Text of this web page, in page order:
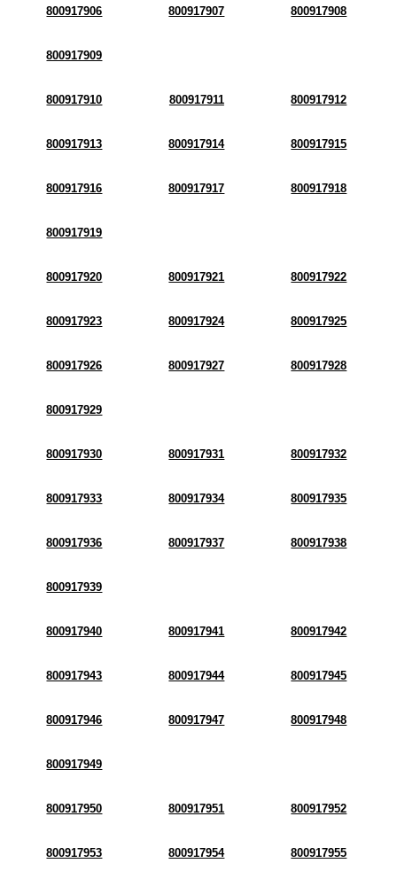
800917906 800917907 800917908
800917909
800917910 800917911 800917912
800917913 800917914 800917915
800917916 800917917 800917918
800917919
800917920 800917921 800917922
800917923 800917924 800917925
800917926 800917927 800917928
800917929
800917930 800917931 800917932
800917933 800917934 800917935
800917936 800917937 800917938
800917939
800917940 800917941 800917942
800917943 800917944 800917945
800917946 800917947 800917948
800917949
800917950 800917951 800917952
800917953 800917954 800917955